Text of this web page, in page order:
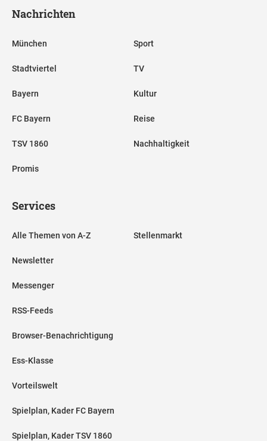
Nachrichten
München
Stadtviertel
Bayern
FC Bayern
TSV 1860
Promis
Sport
TV
Kultur
Reise
Nachhaltigkeit
Services
Alle Themen von A-Z
Newsletter
Messenger
RSS-Feeds
Browser-Benachrichtigung
Ess-Klasse
Vorteilswelt
Spielplan, Kader FC Bayern
Spielplan, Kader TSV 1860
Stellenmarkt